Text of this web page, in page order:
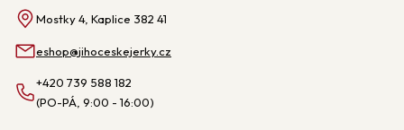
Mostky 4, Kaplice 382 41
eshop@jihoceskejerky.cz
+420 739 588 182